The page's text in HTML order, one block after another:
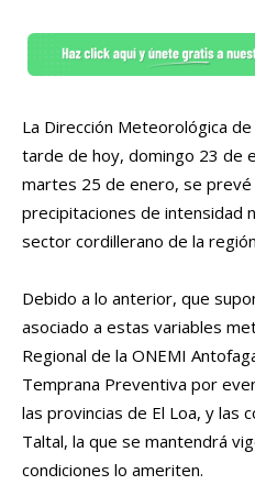
La Dirección Meteorológica
tarde de hoy, domingo 23 de
martes 25 de enero, se prevé
precipitaciones de intensidad
sector cordillerano de la
Debido a lo anterior, que
asociado a estas variables
Regional de la ONEMI
Temprana Preventiva por
las provincias de El Loa, y las
Taltal, la que se mantendrá
condiciones lo ameriten.